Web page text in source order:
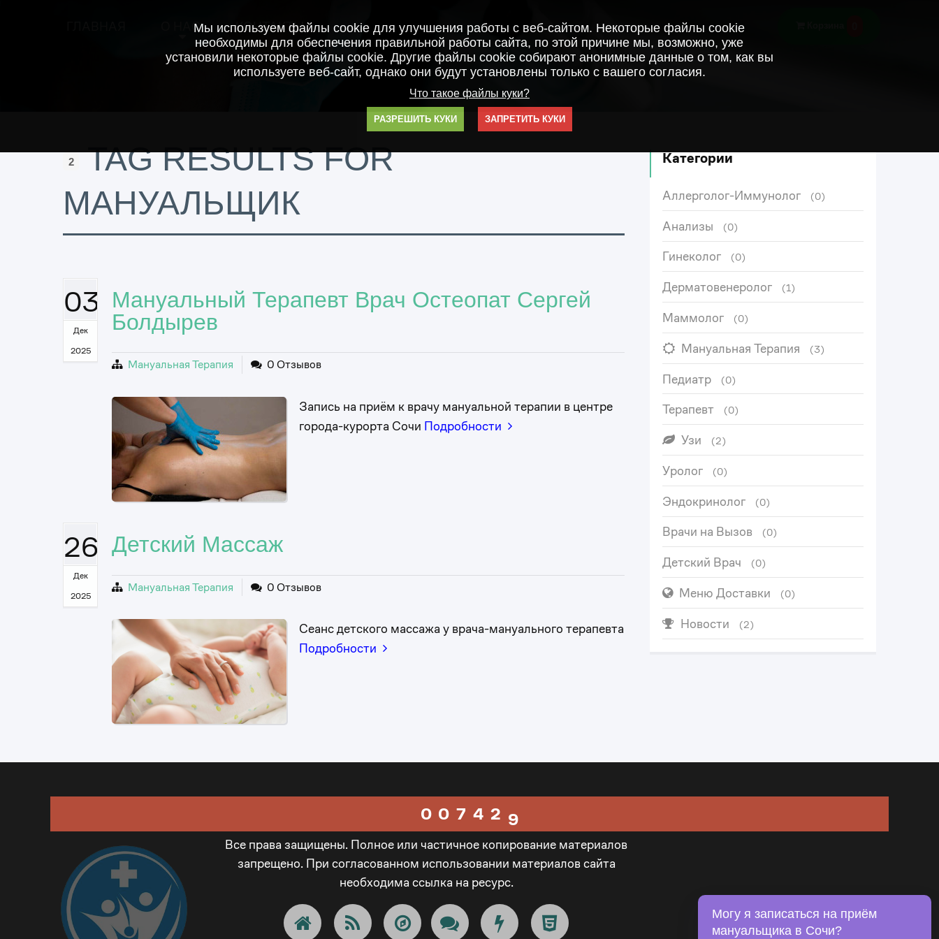
О НАС КОНТАКТЫ
2 TAG RESULTS FOR
МАНУАЛЬЩИК
03
Дек
2025
Мануальный Терапевт Врач Остеопат Сергей
Болдырев
Мануальная Терапия 0 Отзывов
Запись на приём к врачу мануальной терапии в центре
города-курорта Сочи Подробности
26
Дек
2025
Детский Массаж
Мануальная Терапия 0 Отзывов
Сеанс детского массажа у врача-мануального терапевта
Подробности
Категории
Аллерголог-Иммунолог (0)
Анализы (0)
Гинеколог (0)
Дерматовенеролог (1)
Маммолог (0)
Мануальная Терапия (3)
Педиатр (0)
Терапевт (0)
Узи (2)
Уролог (0)
Эндокринолог (0)
Врачи на Вызов (0)
Детский Врач (0)
Меню Доставки (0)
Новости (2)
0
1
0
1
7
8
4
5
2
3
9
_
Все права защищены. Полное или частичное копирование материалов
запрещено. При согласованном использовании материалов сайта
необходима ссылка на ресурс.
Мы используем файлы cookie для улучшения работы с веб-сайтом. Некоторые файлы cookie
необходимы для обеспечения правильной работы сайта, по этой причине мы, возможно, уже
установили некоторые файлы cookie. Другие файлы cookie собирают анонимные данные о том, как вы
используете веб-сайт, однако они будут установлены только с вашего согласия.
Что такое файлы куки?
РАЗРЕШИТЬ КУКИ ЗАПРЕТИТЬ КУКИ
Могу я записаться на приём
мануальщика в Сочи?